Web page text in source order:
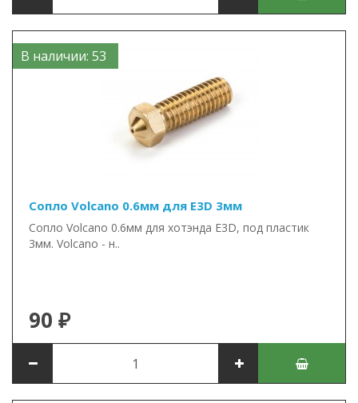
В наличии: 53
Сопло Volcano 0.6мм для E3D 3мм
Сопло Volcano 0.6мм для хотэнда E3D, под пластик
3мм. Volcano - н..
90 ₽